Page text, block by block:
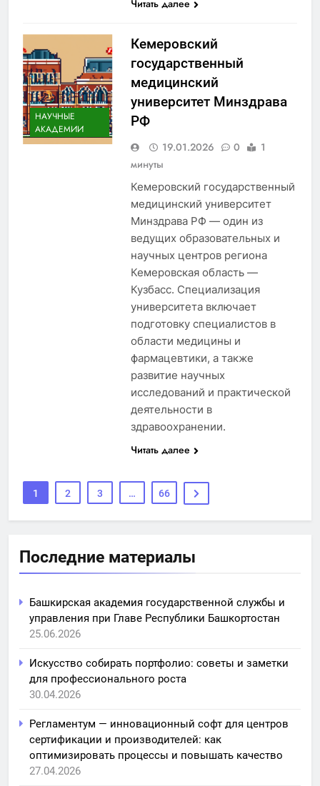
Читать далее
НАУЧНЫЕ
АКАДЕМИИ
Кемеровский
государственный
медицинский
университет Минздрава
РФ
19.01.2026 0
1
минуты
Кемеровский государственный
медицинский университет
Минздрава РФ — один из
ведущих образовательных и
научных центров региона
Кемеровская область —
Кузбасс. Специализация
университета включает
подготовку специалистов в
области медицины и
фармацевтики, а также
развитие научных
исследований и практической
деятельности в
здравоохранении.
Читать далее
1 2 3 … 66
Последние материалы
Башкирская академия государственной службы и
управления при Главе Республики Башкортостан
25.06.2026
Искусство собирать портфолио: советы и заметки
для профессионального роста
30.04.2026
Регламентум — инновационный софт для центров
сертификации и производителей: как
оптимизировать процессы и повышать качество
27.04.2026